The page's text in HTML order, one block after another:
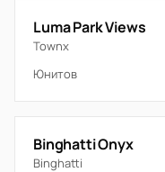
Luma Park Views
Townx
Юнитов
Binghatti Onyx
Binghatti